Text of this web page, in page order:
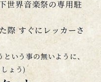
際 すぐにレッカーさ
いう事の無いように、
ょう)
ット